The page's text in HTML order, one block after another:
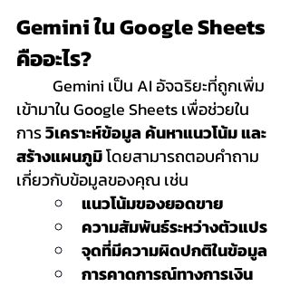
Gemini ใน Google Sheets
คืออะไร?
เข้ามาใน Google Sheets เพื่อช่วยใน
การ วิเคราะห์ข้อมูล ค้นหาแนวโน้ม และ
สร้างแผนภูมิ โดยสามารถตอบคำถาม
เกี่ยวกับข้อมูลของคุณ เช่น
แนวโน้มของยอดขาย
ความสัมพันธ์ระหว่างตัวแปร
จุดที่มีความผิดปกติในข้อมูล
การคาดการณ์ทางการเงิน